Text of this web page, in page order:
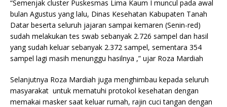
“Semenjak cluster Puskesmas Lima Kaum I muncul pada awal
bulan Agustus yang lalu, Dinas Kesehatan Kabupaten Tanah
Datar beserta seluruh jajaran sampai kemaren (Senin-red)
sudah melakukan tes swab sebanyak 2.726 sampel dan hasil
yang sudah keluar sebanyak 2.372 sampel, sementara 354
sampel lagi masih menunggu hasilnya ,” ujar Roza Mardiah
Selanjutnya Roza Mardiah juga menghimbau kepada seluruh
masyarakat untuk mematuhi protokol kesehatan dengan
memakai masker saat keluar rumah, rajin cuci tangan dengan